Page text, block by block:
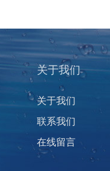
关于我们
关于我们
联系我们
在线留言